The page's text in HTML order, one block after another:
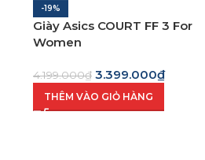
-19%
Giày Asics COURT FF 3 For
Women
4.199.000₫ 3.399.000₫
THÊM VÀO GIỎ HÀNG